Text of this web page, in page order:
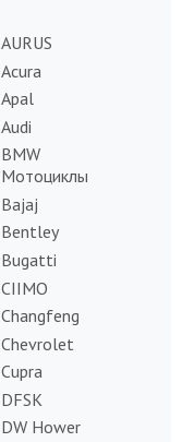
AURUS
Acura
Apal
Audi
BMW
Мотоциклы
Bajaj
Bentley
Bugatti
CIIMO
Changfeng
Chevrolet
Cupra
DFSK
DW Hower